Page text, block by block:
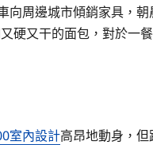
向周邊城市傾銷家具，
硬又干的面包，對於一
室內設計高昂地動身，